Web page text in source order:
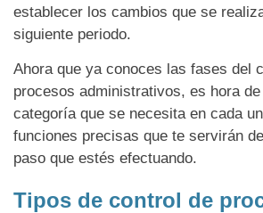
establecer los cambios que se
siguiente periodo.
Ahora que ya conoces las fases del
procesos administrativos, es hora
categoría que se necesita en cada
funciones precisas que te servirán
paso que estés efectuando.
Tipos de control de